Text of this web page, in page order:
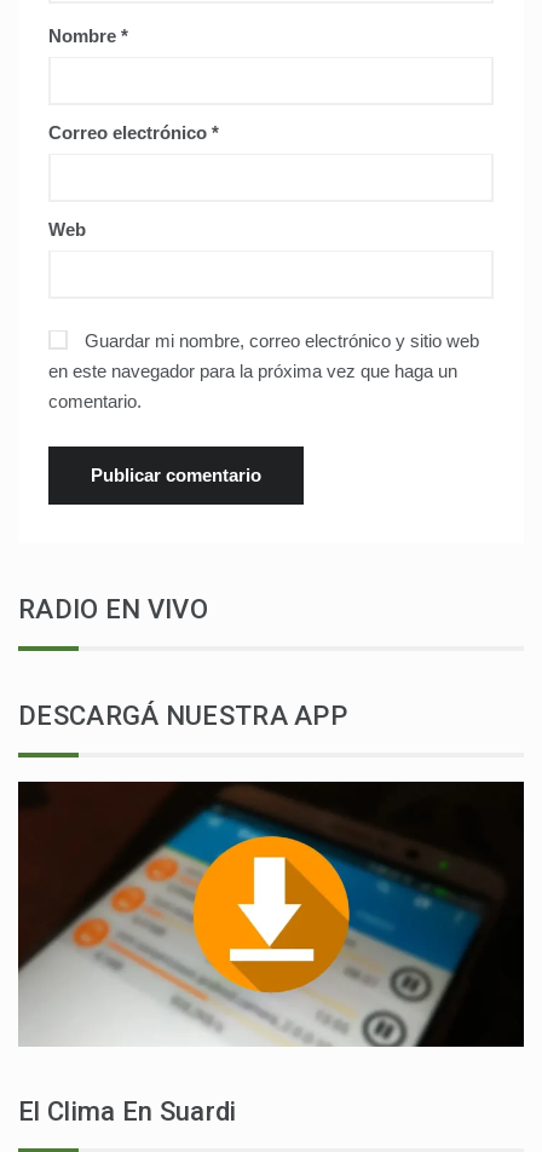
Nombre *
Correo electrónico *
Web
Guardar mi nombre, correo electrónico y sitio web
en este navegador para la próxima vez que haga un
comentario.
RADIO EN VIVO
DESCARGÁ NUESTRA APP
El Clima En Suardi